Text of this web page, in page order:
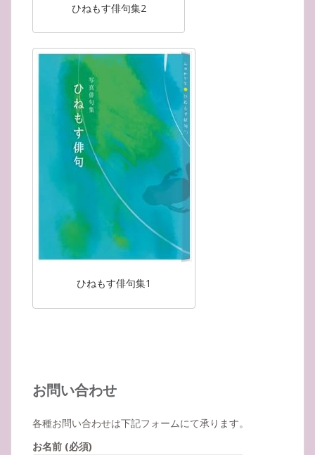
ひねもす俳句集2
ひねもす俳句集1
お問い合わせ
各種お問い合わせは下記フォームにて承ります。
お名前 (必須)